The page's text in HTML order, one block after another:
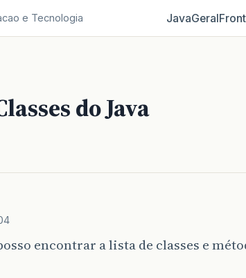
e Tecnologia JavaGeral
do Java
encontrar a lista de classes e